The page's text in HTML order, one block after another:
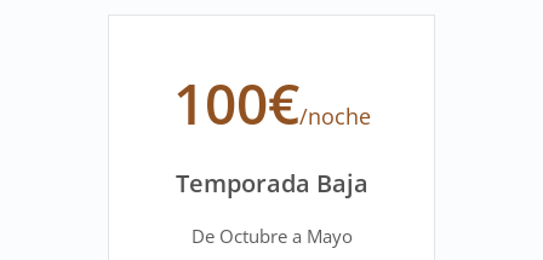
100€/noche
Temporada Baja
De Octubre a Mayo